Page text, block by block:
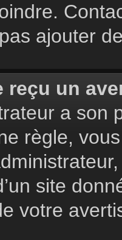
ajouter
reçu un
a son
règle,
site
votre